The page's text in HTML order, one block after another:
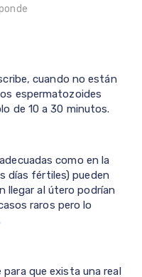
cuando no están
espermatozoides
de 10 a 30 minutos.
como en la
días fértiles) pueden
llegar al útero podrían
raros pero lo
que exista una real